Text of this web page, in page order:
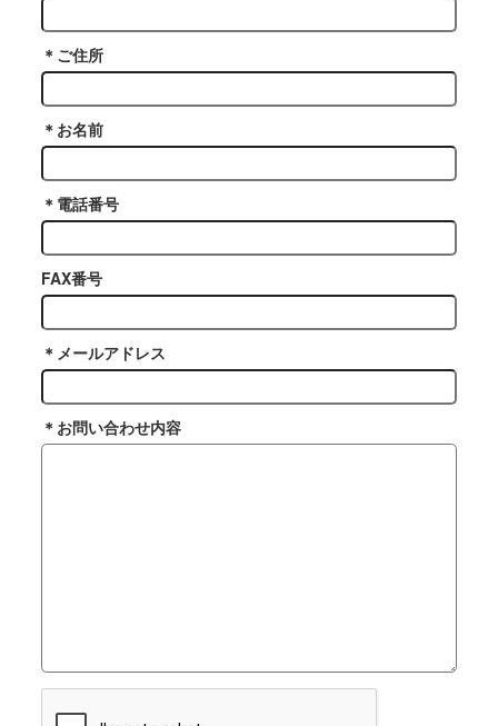
＊ ご住所
＊ お名前
＊ 電話番号
FAX番号
＊ メールアドレス
＊ お問い合わせ内容